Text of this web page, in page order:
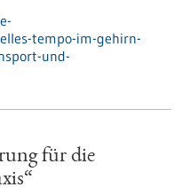
tempo-im-gehirn-
und-
für die